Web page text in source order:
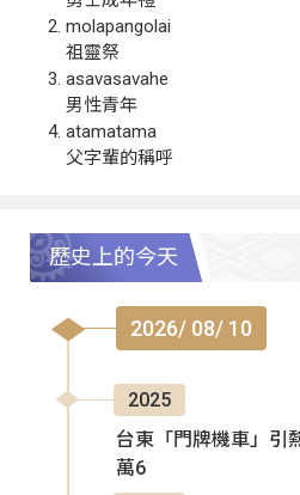
molapangolai
祖靈祭
asavasavahe
男性青年
atamatama
父字輩的稱呼
歷史上的今天
2026/ 08/ 10
2025
台東「門牌機車」引
萬6